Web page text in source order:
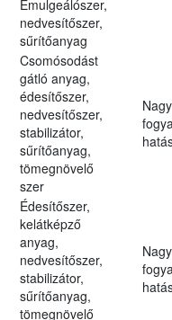
Emulgeálószer,
nedvesítőszer,
sűrítőanyag
Csomósodást
gátló anyag,
édesítőszer,
nedvesítőszer,
stabilizátor,
sűrítőanyag,
tömegnövelő
szer
Édesítőszer,
kelátképző
anyag,
nedvesítőszer,
stabilizátor,
sűrítőanyag,
tömegnövelő